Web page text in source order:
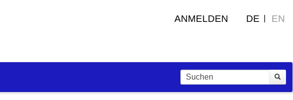
ANMELDEN DE EN